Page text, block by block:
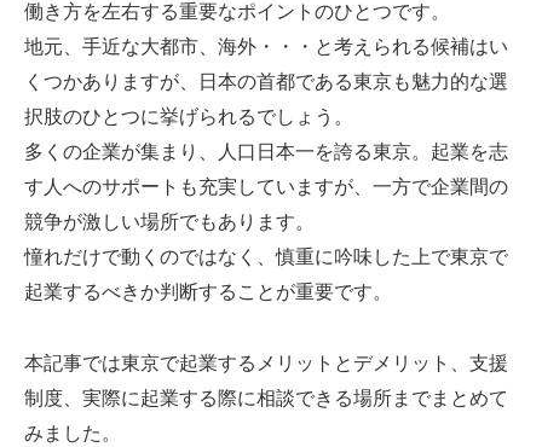
働き方を左右する重要なポイントのひとつです。
地元、手近な大都市、海外・・・と考えられる候補はい
くつかありますが、日本の首都である東京も魅力的な選
択肢のひとつに挙げられるでしょう。
多くの企業が集まり、人口日本一を誇る東京。起業を志
す人へのサポートも充実していますが、一方で企業間の
競争が激しい場所でもあります。
憧れだけで動くのではなく、慎重に吟味した上で東京で
起業するべきか判断することが重要です。
本記事では東京で起業するメリットとデメリット、支援
制度、実際に起業する際に相談できる場所までまとめて
みました。